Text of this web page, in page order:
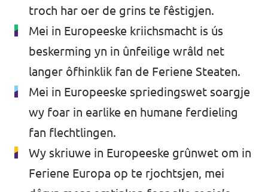
troch har oer de grins te fêstigjen.
Mei in Europeeske kriichsmacht is ús
beskerming yn in ûnfeilige wrâld net
langer ôfhinklik fan de Feriene Steaten.
Mei in Europeeske spriedingswet soargje
wy foar in earlike en humane ferdieling
fan flechtlingen.
Wy skriuwe in Europeeske grûnwet om in
Feriene Europa op te rjochtsjen, mei